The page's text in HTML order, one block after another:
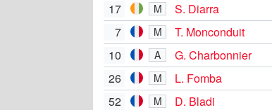
17 M S. Diarra
7 M T. Monconduit
10 A G. Charbonnier
26 M L. Fomba
52 M
D. Bladi